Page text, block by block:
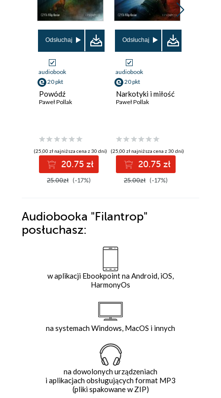
Odsłuchaj
audiobook
20 pkt
Powódź
Paweł Pollak
(25,00 zł najniższa cena z 30 dni)
20.75 zł
25.00zł (-17%)
Odsłuchaj
audiobook
20 pkt
Narkotyki i miłość
Paweł Pollak
(25,00 zł najniższa cena z 30 dni)
20.75 zł
25.00zł (-17%)
Audiobooka "Filantrop"
posłuchasz:
w aplikacji Ebookpoint na Android, iOS,
HarmonyOs
na systemach Windows, MacOS i innych
na dowolonych urządzeniach
i aplikacjach obsługujących format MP3
(pliki spakowane w ZIP)